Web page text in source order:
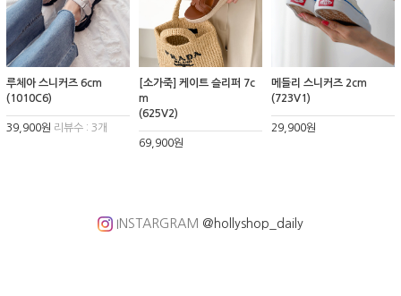
루체아 스니커즈 6cm
(1010C6)
39,900원 리뷰수 : 3개
[소가죽] 케이트 슬리퍼 7c
m
(625V2)
69,900원
메들리 스니커즈 2cm
(723V1)
29,900원
INSTARGRAM @hollyshop_daily